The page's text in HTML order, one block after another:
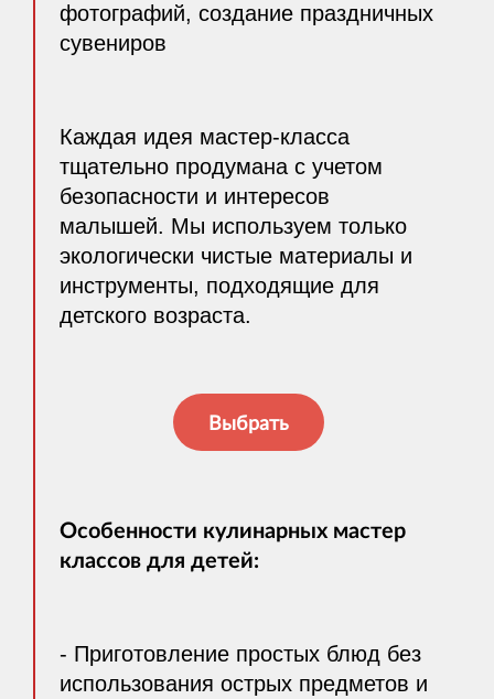
фотографий, создание праздничных
сувениров
Каждая идея мастер-класса
тщательно продумана с учетом
безопасности и интересов
малышей. Мы используем только
экологически чистые материалы и
инструменты, подходящие для
детского возраста.
Выбрать
Особенности кулинарных мастер
классов для детей:
- Приготовление простых блюд без
использования острых предметов и